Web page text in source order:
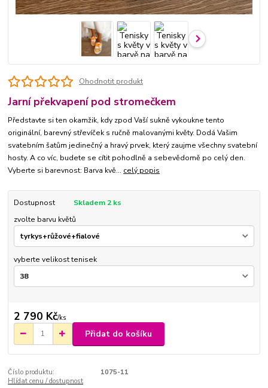
Ohodnotit produkt
Jarní překvapení pod stromečkem
Představte si ten okamžik, kdy zpod Vaší sukně vykoukne tento
originální, barevný střevíček s ručně malovanými květy. Dodá Vašim
svatebním šatům jedinečný a hravý prvek, který zaujme všechny svatební
hosty. A co víc, budete se cítit pohodlně a sebevědomě po celý den.
Vyberte si barevnost: Barva kvě... celý popis
Dostupnost
Skladem 2 ks
zvolte barvu květů
vyberte velikost tenisek
2 790 Kč/ks
Přidat do košíku
Číslo produktu:
1075-11
Hlídat cenu / dostupnost